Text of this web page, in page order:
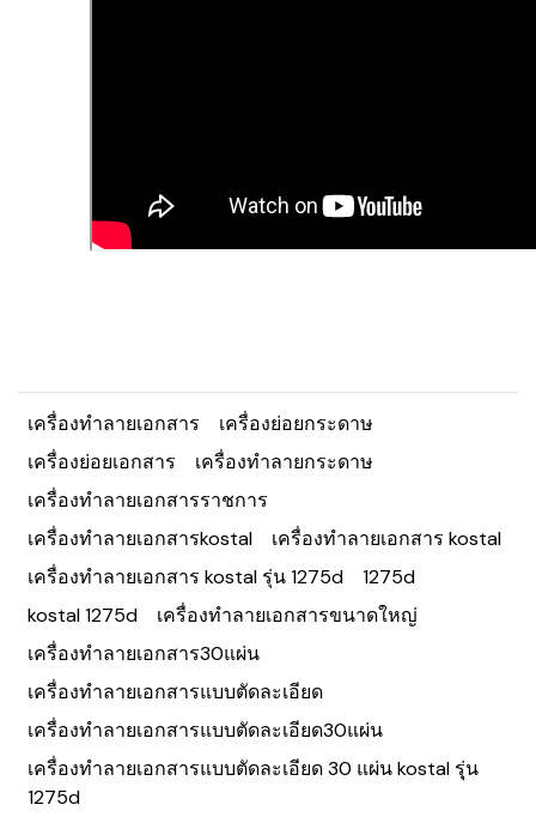
เครื่องทำลายเอกสาร
เครื่องย่อยกระดาษ
เครื่องย่อยเอกสาร
เครื่องทำลายกระดาษ
เครื่องทำลายเอกสารราชการ
เครื่องทำลายเอกสารkostal
เครื่องทำลายเอกสาร kostal
เครื่องทำลายเอกสาร kostal รุ่น 1275d
1275d
kostal 1275d
เครื่องทำลายเอกสารขนาดใหญ่
เครื่องทำลายเอกสาร30แผ่น
เครื่องทำลายเอกสารแบบตัดละเอียด
เครื่องทำลายเอกสารแบบตัดละเอียด30แผ่น
เครื่องทําลายเอกสารแบบตัดละเอียด 30 แผ่น kostal รุุ่น
1275d